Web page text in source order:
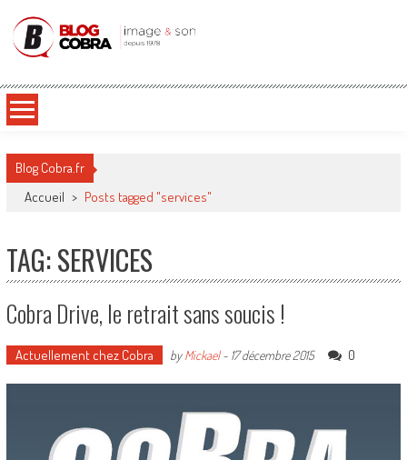
Blog Cobra
Blog Cobra.fr
Accueil > Posts tagged "services"
TAG: SERVICES
Cobra Drive, le retrait sans soucis !
Actuellement chez Cobra byMickael- 17 décembre 2015 0